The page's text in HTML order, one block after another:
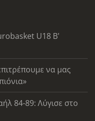
U18 Β'
να μας
84-89: Λύγισε στο